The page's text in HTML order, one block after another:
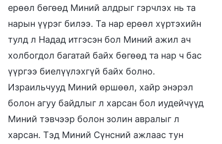
ерөөл бөгөөд Миний алдрыг гэрчлэх нь та
нарын үүрэг билээ. Та нар ерөөл хүртэхийн
тулд л Надад итгэсэн бол Миний ажил ач
холбогдол багатай байх бөгөөд та нар ч бас
үүргээ биелүүлэхгүй байх болно.
Израильчууд Миний өршөөл, хайр энэрэл
болон агуу байдлыг л харсан бол иудейчүүд
Миний тэвчээр болон золин авралыг л
харсан. Тэд Миний Сүнсний ажлаас тун